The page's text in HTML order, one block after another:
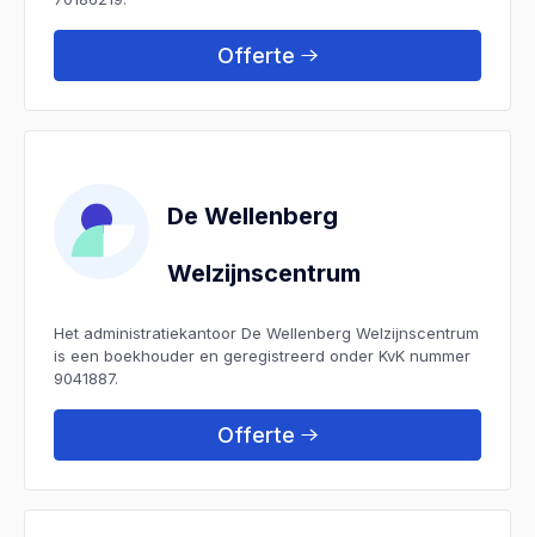
Offerte
De Wellenberg
Welzijnscentrum
Het administratiekantoor De Wellenberg Welzijnscentrum
is een boekhouder en geregistreerd onder KvK nummer
9041887.
Offerte